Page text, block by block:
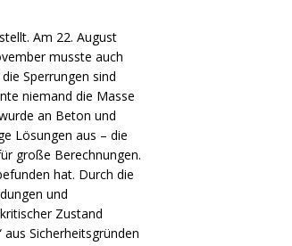
Am 22. August
musste auch
Sperrungen sind
niemand die Masse
an Beton und
Lösungen aus – die
große Berechnungen.
hat. Durch die
und
Zustand
Sicherheitsgründen